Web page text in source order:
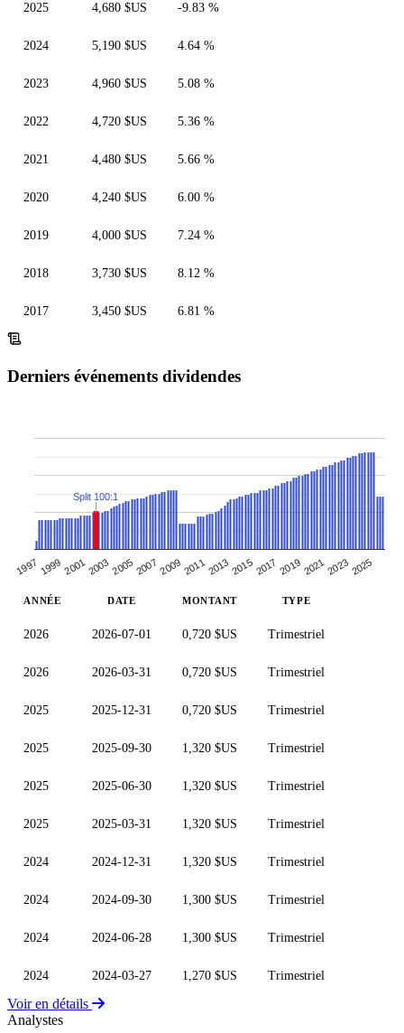
2025 4,680 $US -9.83 %
2024 5,190 $US 4.64 %
2023 4,960 $US 5.08 %
2022 4,720 $US 5.36 %
2021 4,480 $US 5.66 %
2020 4,240 $US 6.00 %
2019 4,000 $US 7.24 %
2018 3,730 $US 8.12 %
2017 3,450 $US 6.81 %
Derniers événements dividendes
1997 1999200120032005200720092011201320152017 2019202120232025
Split 100:1
ANNÉE DATE MONTANT TYPE
2026 2026-07-01 0,720 $US Trimestriel
2026 2026-03-31 0,720 $US Trimestriel
2025 2025-12-31 0,720 $US Trimestriel
2025 2025-09-30 1,320 $US Trimestriel
2025 2025-06-30 1,320 $US Trimestriel
2025 2025-03-31 1,320 $US Trimestriel
2024 2024-12-31 1,320 $US Trimestriel
2024 2024-09-30 1,300 $US Trimestriel
2024 2024-06-28 1,300 $US Trimestriel
2024 2024-03-27 1,270 $US Trimestriel
Voir en détails
Analystes